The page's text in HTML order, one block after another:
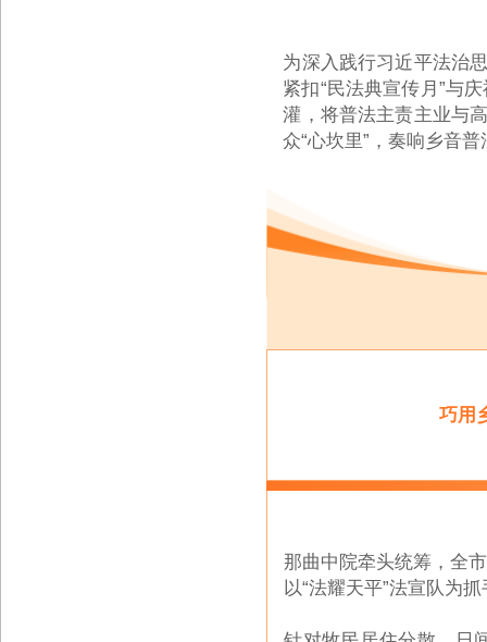
为深入践行习近平法治
紧扣“民法典宣传月”与庆
灌，将普法主责主业与
众“心坎里”，奏响乡音
巧用
那曲中院牵头统筹，全
以“法耀天平”法宣队为抓